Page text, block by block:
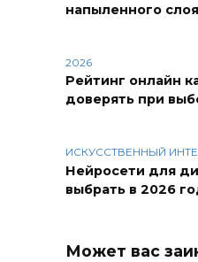
напыленного
2026
Рейтинг онлайн
доверять при
ИСКУССТВЕННЫЙ
Нейросети для
выбрать в 2026
Может вас